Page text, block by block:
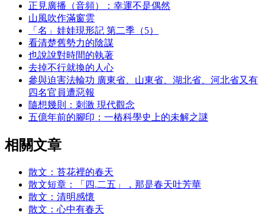
正見廣播（音頻）：幸運不是偶然
山風吹作滿窗雲
「名」娃娃現形記 第二季（5）
看清楚舊勢力的陰謀
也說說對時間的執著
去掉不行就換的人心
參與迫害法輪功 廣東省、山東省、湖北省、河北省又有
四名官員遭惡報
隨想幾則：刺激 現代觀念
五億年前的腳印：一樁科學史上的未解之謎
相關文章
散文：苔花裡的春天
散文短章：「四.二五」，那是春天吐芳華
散文：清明感懷
散文：心中有春天